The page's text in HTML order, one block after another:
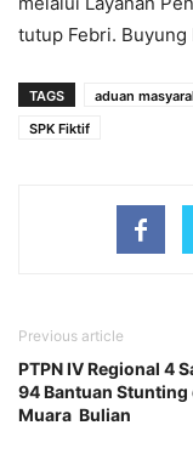
tutup Febri. Buyung
TAGS aduan
SPK Fiktif
Previous article
PTPN IV Regional 4
94 Bantuan Stunting
Muara Bulian